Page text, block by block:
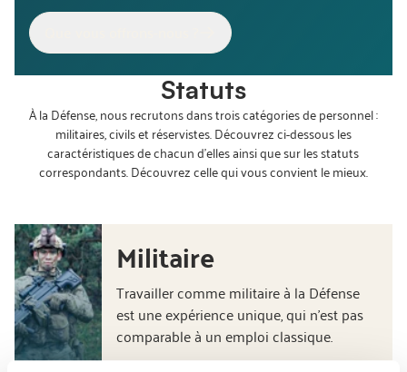
Statuts
À la Défense, nous recrutons dans trois catégories de personnel :
militaires, civils et réservistes. Découvrez ci-dessous les
caractéristiques de chacun d’elles ainsi que sur les statuts
correspondants. Découvrez celle qui vous convient le mieux.
Militaire
Travailler comme militaire à la Défense
est une expérience unique, qui n'est pas
comparable à un emploi classique.